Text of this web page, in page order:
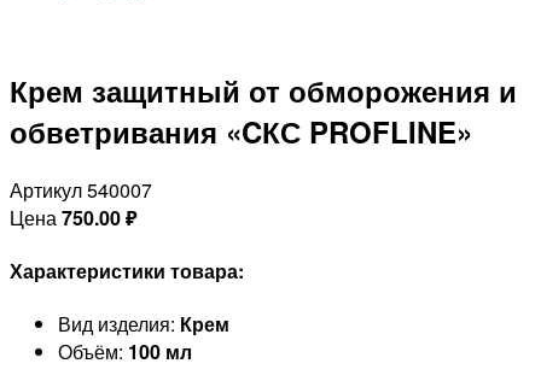
Крем защитный от обморожения и
обветривания «CКС PROFLINE»
Артикул 540007
Цена750.00₽
Характеристики товара:
Вид изделия: Крем
Объём: 100 мл